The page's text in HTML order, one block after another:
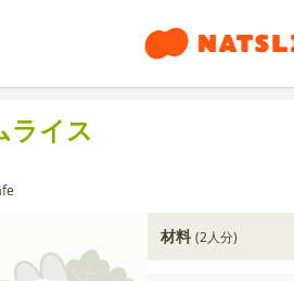
ライス
材料 (2人分)